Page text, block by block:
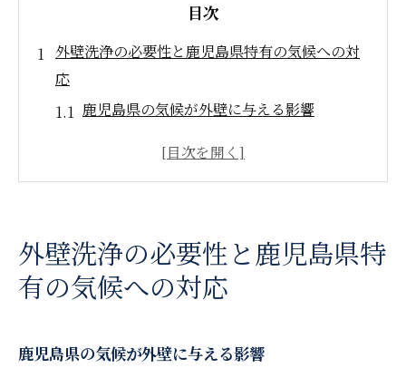
目次
外壁洗浄の必要性と鹿児島県特有の気候への対
応
鹿児島県の気候が外壁に与える影響
地域密着の気候対応型洗浄法の紹介
鹿児島特有の気候への適応策
向上
外壁洗浄の必要性と鹿児島県特
有の気候への対応
鹿児島県の気候が外壁に与える影響